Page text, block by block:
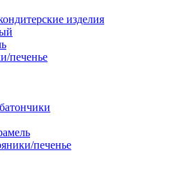
изделия
печенье
печенье